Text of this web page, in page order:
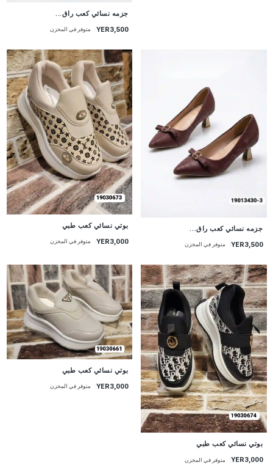
جزمه نسائي كعب راق...
YER3,500 متوفر في المخزن
جزمه نسائي كعب راق...
YER3,500 متوفر في المخزن
بوتي نسائي كعب طبي
YER3,000 متوفر في المخزن
بوتي نسائي كعب طبي
YER3,000 متوفر في المخزن
بوتي نسائي كعب طبي
YER3,000 متوفر في المخزن